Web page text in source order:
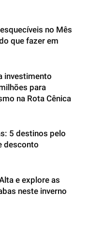
no Mês
que fazer em
investimento
para
na Rota Cênica
5 destinos pelo
desconto
e explore as
neste inverno